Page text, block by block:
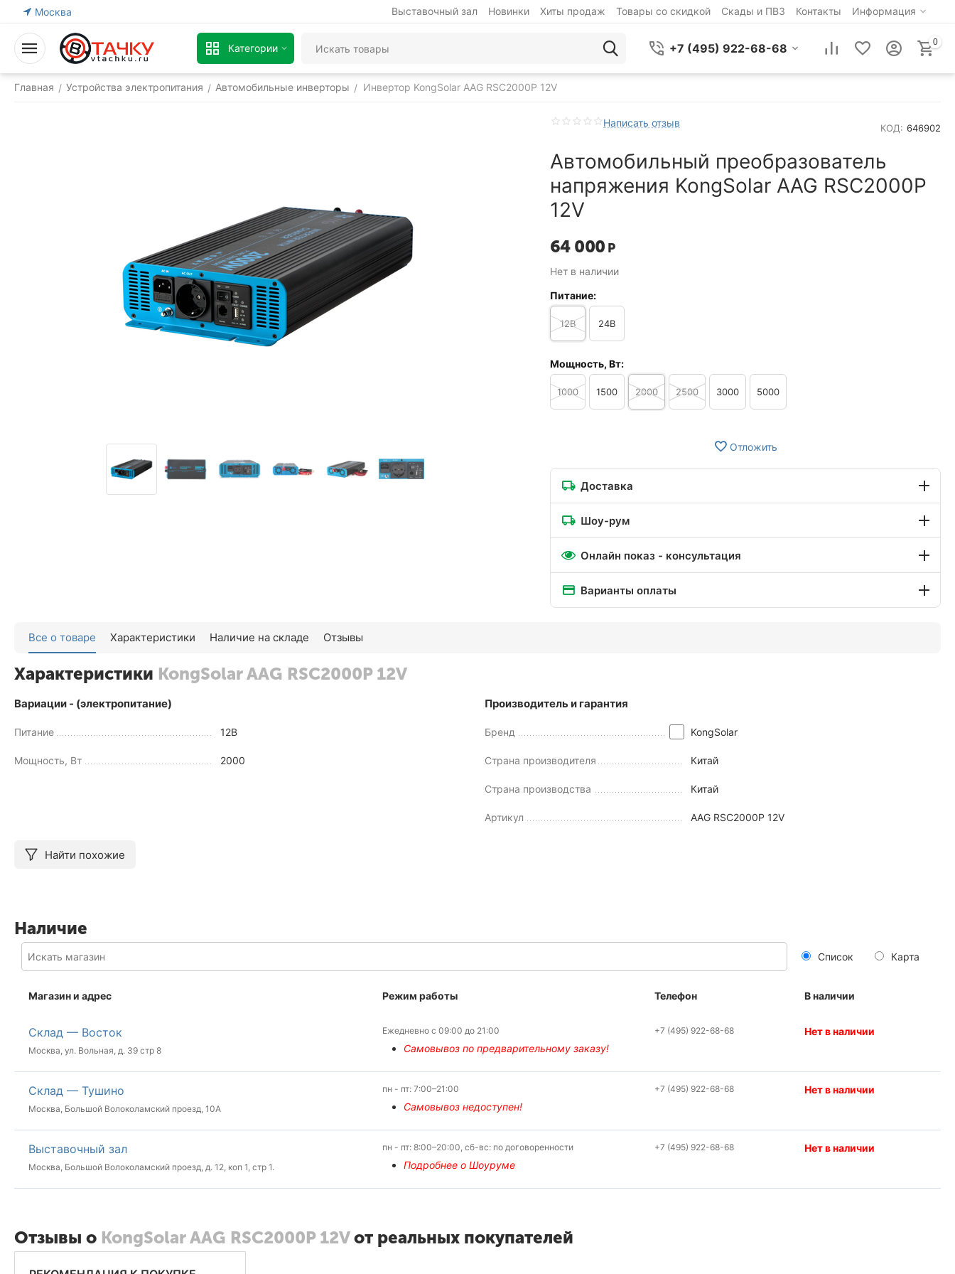
Москва Выставочный зал Новинки Хиты продаж Товары со скидкой Скады и ПВЗ Контакты Информация
Категории +7 (495) 922-68-68 0
Главная / Устройства электропитания / Автомобильные инверторы / Инвертор KongSolar AAG RSC2000P 12V
Написать отзыв КОД: 646902
Автомобильный преобразователь
напряжения KongSolar AAG RSC2000P
12V
64 000 Р
Нет в наличии
Питание:
12В 24В
Мощность, Вт:
1000 1500 2000 2500 3000 5000
Отложить
Доставка
Шоу-рум
Онлайн показ - консультация
Варианты оплаты
Все о товаре Характеристики Наличие на складе Отзывы
Характеристики KongSolar AAG RSC2000P 12V
Вариации - (электропитание)
Питание 12В
Мощность, Вт 2000
Производитель и гарантия
Бренд KongSolar
Страна производителя Китай
Страна производства Китай
Артикул AAG RSC2000P 12V
Найти похожие
Наличие
Список Карта
Магазин и адрес Режим работы Телефон В наличии
Склад — Восток
Москва, ул. Вольная, д. 39 стр 8
Ежедневно с 09:00 до 21:00
Самовывоз по предварительному заказу!
+7 (495) 922-68-68 Нет в наличии
Склад — Тушино
Москва, Большой Волоколамский проезд, 10А
пн - пт: 7:00–21:00
Самовывоз недоступен!
+7 (495) 922-68-68 Нет в наличии
Выставочный зал
Москва, Большой Волоколамский проезд, д. 12, коп 1, стр 1.
пн - пт: 8:00–20:00, сб-вс: по договоренности
Подробнее о Шоуруме
+7 (495) 922-68-68 Нет в наличии
Отзывы о KongSolar AAG RSC2000P 12Vот реальных покупателей